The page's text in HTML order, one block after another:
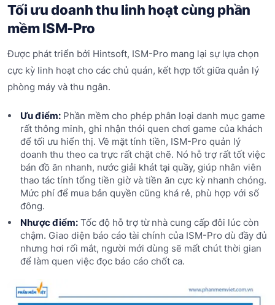
Tối ưu doanh thu linh hoạt cùng phần
mềm ISM-Pro
Được phát triển bởi Hintsoft, ISM-Pro mang lại sự lựa chọn
cực kỳ linh hoạt cho các chủ quán, kết hợp tốt giữa quản lý
phòng máy và thu ngân.
Ưu điểm:Phần mềm cho phép phân loại danh mục game
rất thông minh, ghi nhận thói quen chơi game của khách
để tối ưu hiển thị. Về mặt tính tiền, ISM-Pro quản lý
doanh thu theo ca trực rất chặt chẽ. Nó hỗ trợ rất tốt việc
bán đồ ăn nhanh, nước giải khát tại quầy, giúp nhân viên
thao tác tính tổng tiền giờ và tiền ăn cực kỳ nhanh chóng.
Mức phí để mua bản quyền cũng khá rẻ, phù hợp với số
đông.
Nhược điểm:Tốc độ hỗ trợ từ nhà cung cấp đôi lúc còn
chậm. Giao diện báo cáo tài chính của ISM-Pro dù đầy đủ
nhưng hơi rối mắt, người mới dùng sẽ mất chút thời gian
để làm quen việc đọc báo cáo chốt ca.